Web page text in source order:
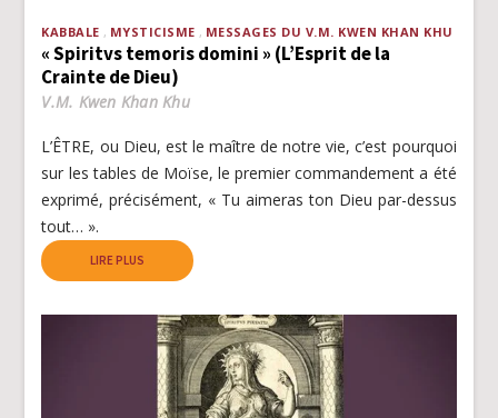
KABBALE MYSTICISME MESSAGES DU V.M. KWEN KHAN KHU
« Spiritvs temoris domini » (L’Esprit de la
Crainte de Dieu)
V.M. Kwen Khan Khu
L’ÊTRE, ou Dieu, est le maître de notre vie, c’est pourquoi
sur les tables de Moïse, le premier commandement a été
exprimé, précisément, « Tu aimeras ton Dieu par-dessus
tout… ».
LIRE PLUS